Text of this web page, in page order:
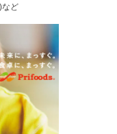
など